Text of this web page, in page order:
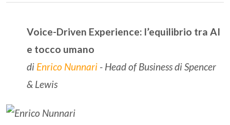
Voice-Driven Experience: l’equilibrio tra AI
e tocco umano
di Enrico Nunnari - Head of Business di Spencer
& Lewis